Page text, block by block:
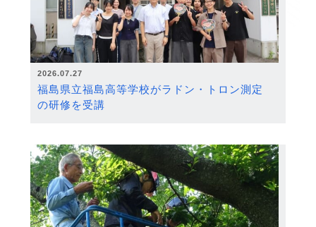
2026.07.27
福島県立福島高等学校がラドン・トロン測定
の研修を受講